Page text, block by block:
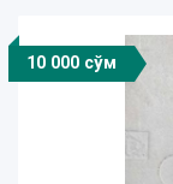
10 000 сўм